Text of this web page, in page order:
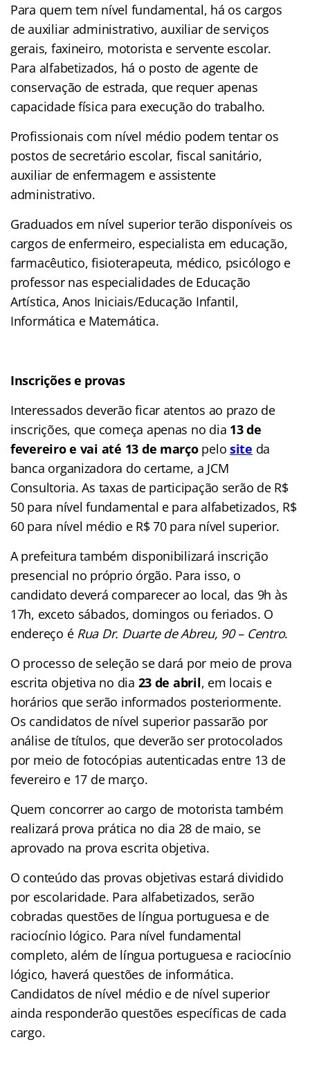
Para quem tem nível fundamental, há os cargos
de auxiliar administrativo, auxiliar de serviços
gerais, faxineiro, motorista e servente escolar.
Para alfabetizados, há o posto de agente de
conservação de estrada, que requer apenas
capacidade física para execução do trabalho.
Profissionais com nível médio podem tentar os
postos de secretário escolar, fiscal sanitário,
auxiliar de enfermagem e assistente
administrativo.
Graduados em nível superior terão disponíveis os
cargos de enfermeiro, especialista em educação,
farmacêutico, fisioterapeuta, médico, psicólogo e
professor nas especialidades de Educação
Artística, Anos Iniciais/Educação Infantil,
Informática e Matemática.
Inscrições e provas
Interessados deverão ficar atentos ao prazo de
inscrições, que começa apenas no dia 13 de
fevereiro e vai até 13 de marçopelosite da
banca organizadora do certame, a JCM
Consultoria. As taxas de participação serão de R$
50 para nível fundamental e para alfabetizados, R$
60 para nível médio e R$ 70 para nível superior.
A prefeitura também disponibilizará inscrição
presencial no próprio órgão. Para isso, o
candidato deverá comparecer ao local, das 9h às
17h, exceto sábados, domingos ou feriados. O
endereço é Rua Dr. Duarte de Abreu, 90 – Centro.
O processo de seleção se dará por meio de prova
escrita objetiva no dia 23 de abril, em locais e
horários que serão informados posteriormente.
Os candidatos de nível superior passarão por
análise de títulos, que deverão ser protocolados
por meio de fotocópias autenticadas entre 13 de
fevereiro e 17 de março.
Quem concorrer ao cargo de motorista também
realizará prova prática no dia 28 de maio, se
aprovado na prova escrita objetiva.
O conteúdo das provas objetivas estará dividido
por escolaridade. Para alfabetizados, serão
cobradas questões de língua portuguesa e de
raciocínio lógico. Para nível fundamental
completo, além de língua portuguesa e raciocínio
lógico, haverá questões de informática.
Candidatos de nível médio e de nível superior
ainda responderão questões específicas de cada
cargo.